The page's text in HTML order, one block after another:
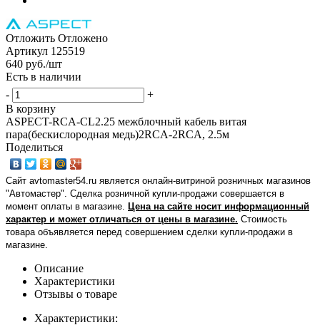
Отложить Отложено
Артикул 125519
640 руб./шт
Есть в наличии
-
+
В корзину
ASPECT-RCA-CL2.25 межблочный кабель витая
пара(бескислородная медь)2RCA-2RCA, 2.5м
Поделиться
Сайт avtomaster54.ru является онлайн-витриной розничных магазинов
"Автомастер". Сделка розничной купли-продажи совершается в
момент оплаты в магазине.
Цена на сайте носит информационный
характер и может отличаться от цены в магазине. Стоимость
товара объявляется перед совершением сделки купли-продажи в
магазине
Описание
Характеристики
Отзывы о товаре
Характеристики: